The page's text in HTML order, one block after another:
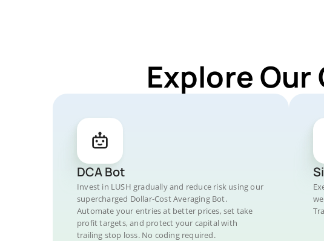
Explore
DCA Bot
Invest in LUSH gradually and reduce risk using our
supercharged Dollar-Cost Averaging Bot.
Automate your entries at better prices, set take
profit targets, and protect your capital with
trailing stop loss. No coding required.